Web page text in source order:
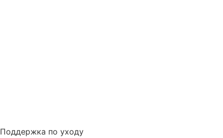
Поддержка по уходу